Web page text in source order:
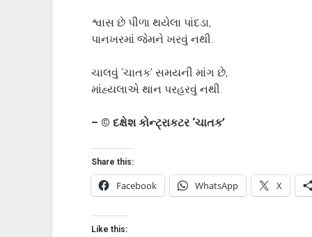
શ્વાસ છે પીળા થયેલા પાંદડા,
પાનખરમાં જેમને ખરવું નથી.
ચાલવું ‘ચાતક’ સમયની માંગ છે,
માંહ્યલાએ થાન પરહરવું નથી.
– © દક્ષેશ કોન્ટ્રાકટર ‘ચાતક’
Share this:
Facebook WhatsApp X
Like this: